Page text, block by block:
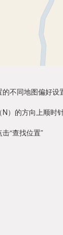
不同地图偏好设
的方向上顺时
“查找位置”